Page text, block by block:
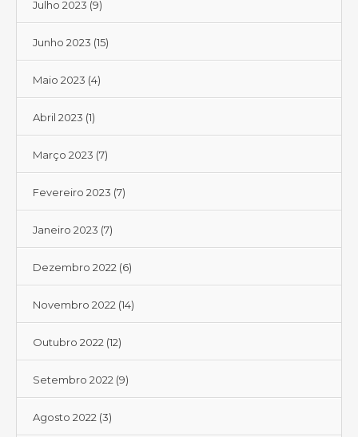
Julho 2023 (9)
Junho 2023 (15)
Maio 2023 (4)
Abril 2023 (1)
Março 2023 (7)
Fevereiro 2023 (7)
Janeiro 2023 (7)
Dezembro 2022 (6)
Novembro 2022 (14)
Outubro 2022 (12)
Setembro 2022 (9)
Agosto 2022 (3)